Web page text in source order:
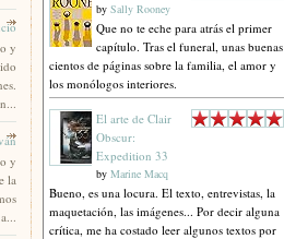
y
y
la
by Sally Rooney
Que no te eche para atrás el primer
capítulo. Tras el funeral, unas buenas
cientos de páginas sobre la familia, el amor y
los monólogos interiores.
El arte de Clair
Obscur:
Expedition 33
by Marine Macq
Bueno, es una locura. El texto, entrevistas, la
maquetación, las imágenes... Por decir alguna
crítica, me ha costado leer algunos textos por